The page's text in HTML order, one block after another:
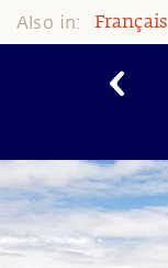
Also in: Français